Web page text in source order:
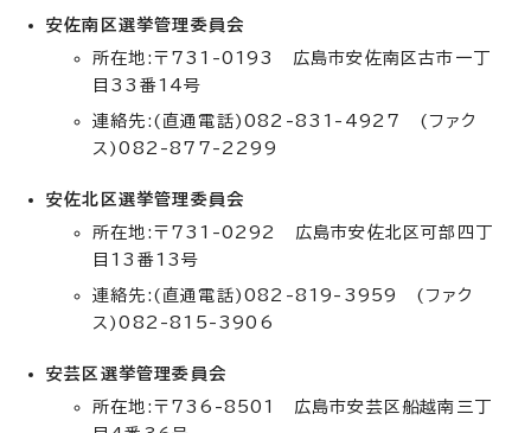
安佐南区選挙管理委員会
所在地:〒731-0193 広島市安佐南区古市一丁
目33番14号
連絡先:(直通電話)082-831-4927 (ファク
ス)082-877-2299
安佐北区選挙管理委員会
所在地:〒731-0292 広島市安佐北区可部四丁
目13番13号
連絡先:(直通電話)082-819-3959 (ファク
ス)082-815-3906
安芸区選挙管理委員会
所在地:〒736-8501 広島市安芸区船越南三丁